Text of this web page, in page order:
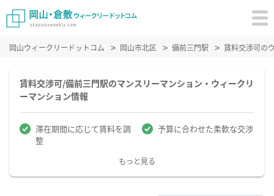
岡山ウィークリードットコム 岡山市北区 備前三門駅 賃料交渉可の
賃料交渉可/備前三門駅のマンスリーマンション・ウィークリ
ーマンション情報
滞在期間に応じて賃料を調
整
予算に合わせた柔軟な交渉
もっと見る